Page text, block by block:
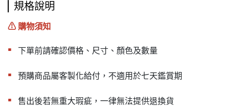
規格說明
⚠︎ 購物須知
▪︎ 下單前請確認價格、尺寸、顏色及數量
▪︎ 預購商品屬客製化給付，不適用於七天鑑賞期
▪︎ 售出後若無重大瑕疵，一律無法提供退換貨